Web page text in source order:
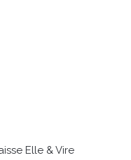
Elle & Vire